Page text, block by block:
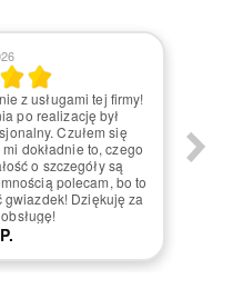
z usługami tej firmy!
po realizację był
Czułem się
dokładnie to, czego
o szczegóły są
polecam, bo to
Dziękuję za